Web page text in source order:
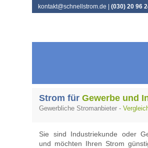
kontakt@schnellstrom.de | (030) 20 96
Strom für Gewerbe und
Gewerbliche Stromanbieter -
Sie sind Industriekunde oder
und möchten Ihren Strom